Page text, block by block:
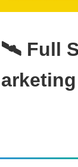
🛰️‍ Full